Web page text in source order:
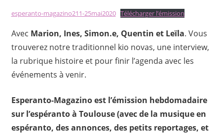
esperanto-magazino211-25mai2020 Télécharger l’émission
Avec Marion, Ines, Simon.e, Quentin et Leïla. Vous
trouverez notre traditionnel kio novas, une interview,
la rubrique histoire et pour finir l’agenda avec les
événements à venir.
Esperanto-Magazino est l’émission hebdomadaire
sur l’espéranto à Toulouse (avec de la musique en
espéranto, des annonces, des petits reportages, et